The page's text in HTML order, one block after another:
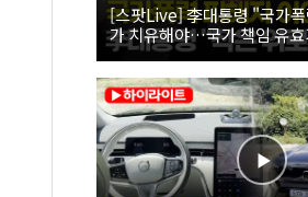
[스팟Live] 李대통령 "국가
가 치유해야…국가 책임 유
26.08.07 국가폭력 피해자 위